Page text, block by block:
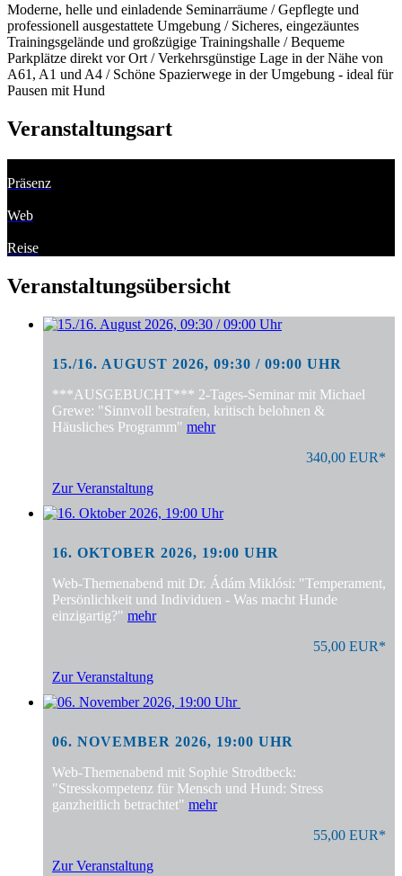
Moderne, helle und einladende Seminarräume / Gepflegte und
professionell ausgestattete Umgebung / Sicheres, eingezäuntes
Trainingsgelände und großzügige Trainingshalle / Bequeme
Parkplätze direkt vor Ort / Verkehrsgünstige Lage in der Nähe von
A61, A1 und A4 / Schöne Spazierwege in der Umgebung - ideal für
Pausen mit Hund
Veranstaltungsart
Präsenz
Web
Reise
Veranstaltungsübersicht
15./16. AUGUST 2026, 09:30 / 09:00 UHR
***AUSGEBUCHT*** 2-Tages-Seminar mit Michael
Grewe: "Sinnvoll bestrafen, kritisch belohnen &
Häusliches Programm" mehr
340,00 EUR*
Zur Veranstaltung
16. OKTOBER 2026, 19:00 UHR
Web-Themenabend mit Dr. Ádám Miklósi: "Temperament,
Persönlichkeit und Individuen - Was macht Hunde
einzigartig?" mehr
55,00 EUR*
Zur Veranstaltung
06. NOVEMBER 2026, 19:00 UHR
Web-Themenabend mit Sophie Strodtbeck:
"Stresskompetenz für Mensch und Hund: Stress
ganzheitlich betrachtet" mehr
55,00 EUR*
Zur Veranstaltung